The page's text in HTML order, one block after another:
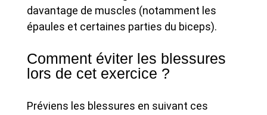
davantage de muscles (notamment les
épaules et certaines parties du biceps).
Comment éviter les blessures
lors de cet exercice ?
Préviens les blessures en suivant ces